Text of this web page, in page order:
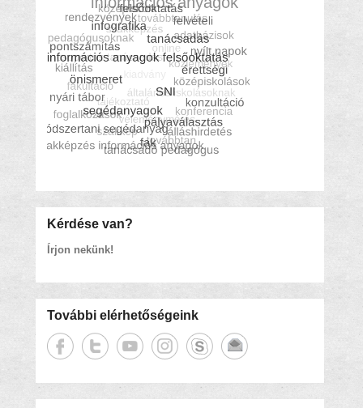
Kérdése van?
Írjon nekünk!
További elérhetőségeink